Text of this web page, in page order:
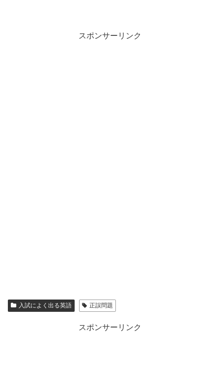
スポンサーリンク
入試によく出る英語 正誤問題
スポンサーリンク